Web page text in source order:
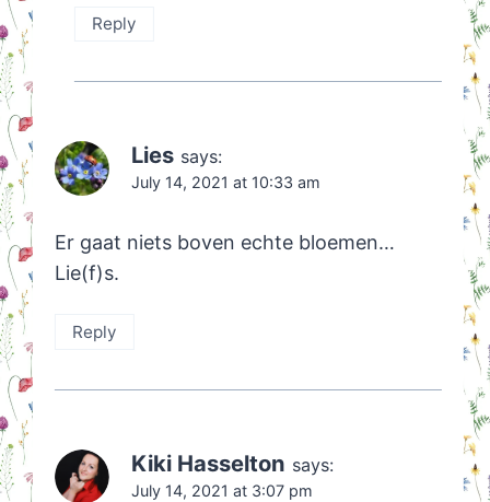
Reply
Lies says:
July 14, 2021 at 10:33 am
Er gaat niets boven echte bloemen…
Lie(f)s.
Reply
Kiki Hasselton says:
July 14, 2021 at 3:07 pm